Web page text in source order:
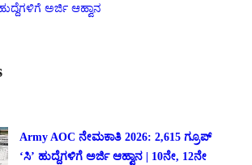
ಅರ್ಜಿ ಆಹ್ವಾನ
Army AOC ನೇಮಕಾತಿ 2026: 2,615 ಗ್ರೂಪ್
‘ಸಿ’ ಹುದ್ದೆಗಳಿಗೆ ಅರ್ಜಿ ಆಹ್ವಾನ | 10ನೇ, 12ನೇ